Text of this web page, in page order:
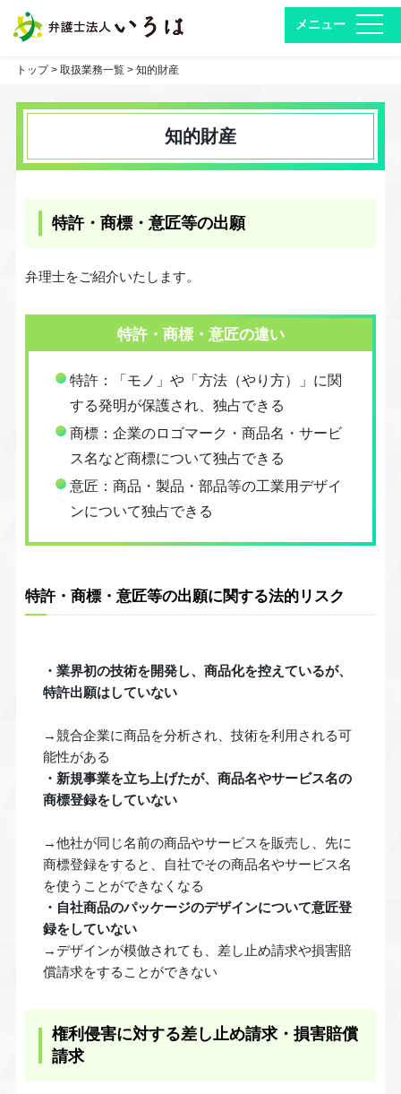
トップ> 取扱業務一覧> 知的財産
知的財産
特許・商標・意匠等の出願
弁理士をご紹介いたします。
特許・商標・意匠の違い
特許：「モノ」や「方法（やり方）」に関
する発明が保護され、独占できる
商標：企業のロゴマーク・商品名・サービ
ス名など商標について独占できる
意匠：商品・製品・部品等の工業用デザイ
ンについて独占できる
特許・商標・意匠等の出願に関する法的リスク
・業界初の技術を開発し、商品化を控えているが、
特許出願はしていない
→競合企業に商品を分析され、技術を利用される可
能性がある
・新規事業を立ち上げたが、商品名やサービス名の
商標登録をしていない
→他社が同じ名前の商品やサービスを販売し、先に
商標登録をすると、自社でその商品名やサービス名
を使うことができなくなる
・自社商品のパッケージのデザインについて意匠登
録をしていない
→デザインが模倣されても、差し止め請求や損害賠
償請求をすることができない
権利侵害に対する差し止め請求・損害賠償
請求